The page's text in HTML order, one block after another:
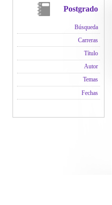
Postgrado
Búsqueda
Carreras
Título
Autor
Temas
Fechas